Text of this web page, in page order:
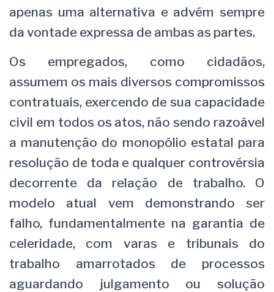
apenas uma alternativa e advém sempre
da vontade expressa de ambas as partes.
Os empregados, como cidadãos,
assumem os mais diversos compromissos
contratuais, exercendo de sua capacidade
civil em todos os atos, não sendo razoável
a manutenção do monopólio estatal para
resolução de toda e qualquer controvérsia
decorrente da relação de trabalho. O
modelo atual vem demonstrando ser
falho, fundamentalmente na garantia de
celeridade, com varas e tribunais do
trabalho amarrotados de processos
aguardando julgamento ou solução